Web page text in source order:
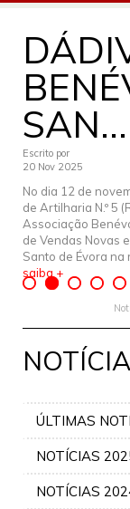
SAN...
Escrito por
20 Nov 2025
No dia 12 de
de Artilharia N.º 5
Associação
de Vendas Novas
Santo de Évora na
saiba +
ÚLTIMAS
NOTÍCIAS
NOTÍCIAS